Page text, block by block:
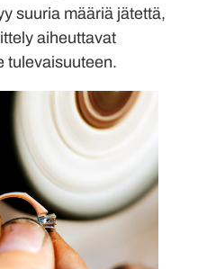
suuria määriä jätettä,
aiheuttavat
tulevaisuuteen.